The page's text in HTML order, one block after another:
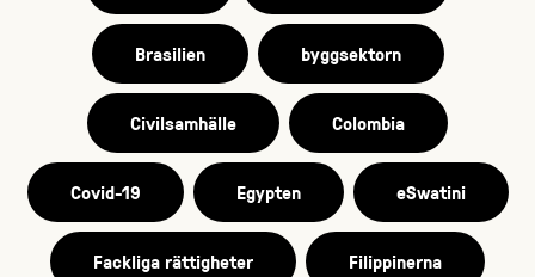
Brasilien byggsektorn
Civilsamhälle Colombia
Covid-19 Egypten eSwatini
Fackliga rättigheter Filippinerna